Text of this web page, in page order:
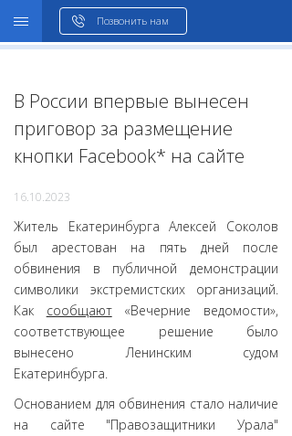
Позвонить нам
В России впервые вынесен
приговор за размещение
кнопки Facebook* на сайте
16.10.2023
Житель Екатеринбурга Алексей Соколов
был арестован на пять дней после
обвинения в публичной демонстрации
символики экстремистских организаций.
Как сообщают«Вечерние ведомости»,
соответствующее решение было
вынесено Ленинским судом
Екатеринбурга.
Основанием для обвинения стало наличие
на сайте "Правозащитники Урала"